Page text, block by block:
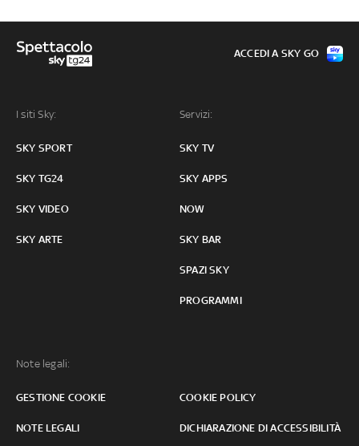
I siti Sky:
SKY SPORT
SKY TG24
SKY VIDEO
SKY ARTE
Servizi:
SKY TV
SKY APPS
NOW
SKY BAR
SPAZI SKY
PROGRAMMI
Note legali:
GESTIONE COOKIE COOKIE POLICY
NOTE LEGALI DICHIARAZIONE DI ACCESSIBILITÀ
ACCEDI A SKY GO